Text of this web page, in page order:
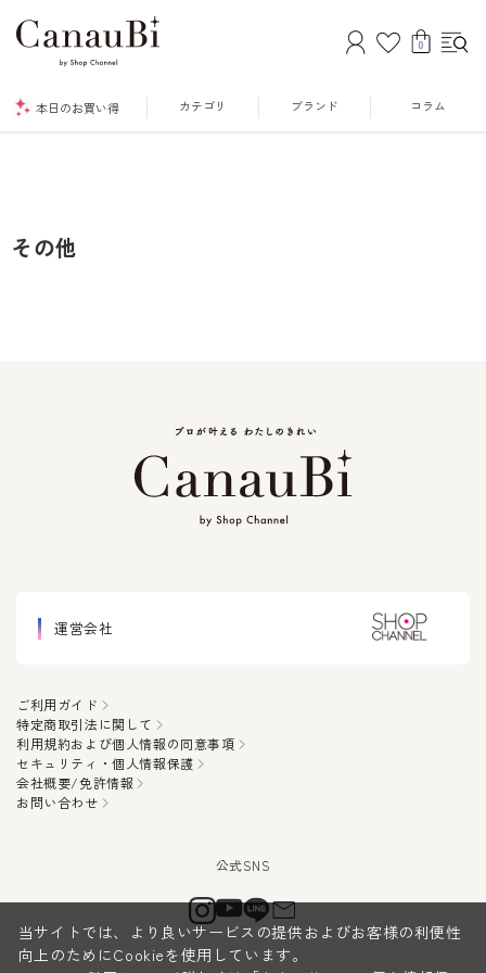
0
本日のお買い得 カテゴリ ブランド コラム
その他
運営会社
ご利用ガイド
特定商取引法に関して
利用規約および個人情報の同意事項
セキュリティ・個人情報保護
会社概要/免許情報
お問い合わせ
当サイトでは、より良いサービスの提供およびお客様の利便性
向上のためにCookieを使用しています。